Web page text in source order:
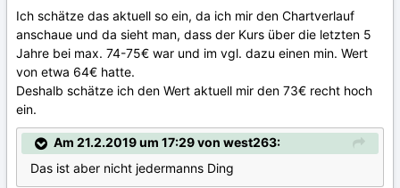
Ich schätze das aktuell so ein, da ich mir den Chartverlauf
anschaue und da sieht man, dass der Kurs über die letzten 5
Jahre bei max. 74-75€ war und im vgl. dazu einen min. Wert
von etwa 64€ hatte.
Deshalb schätze ich den Wert aktuell mir den 73€ recht hoch
ein.
Am 21.2.2019 um 17:29 von west263:
Das ist aber nicht jedermanns Ding